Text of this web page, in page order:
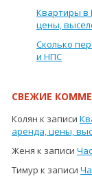
Квартиры в
цены,
Сколько
и НПС
СВЕЖИЕ
Колян к записи
аренда, цены,
Женя к записи
Тимур к записи